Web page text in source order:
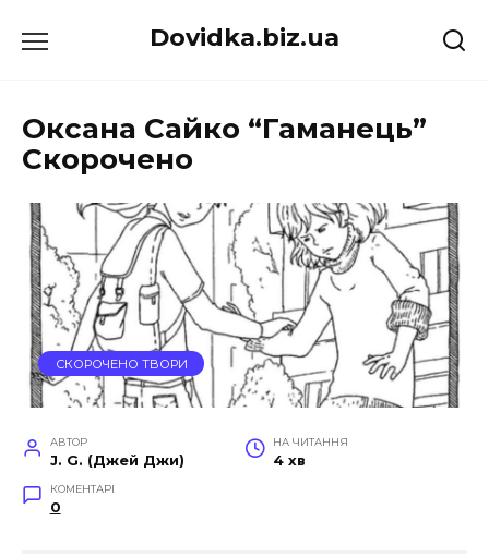
до
Dovidka.biz.ua
Оксана Сайко “Гаманець”
Скорочено
СКОРОЧЕНО ТВОРИ
АВТОР
J. G. (Джей Джи)
НА ЧИТАННЯ
4 хв
КОМЕНТАРІ
0